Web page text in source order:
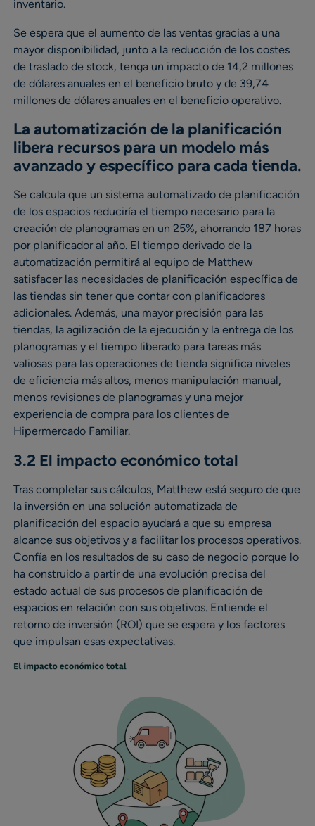
inventario.
Se espera que el aumento de las ventas gracias a una
mayor disponibilidad, junto a la reducción de los costes
de traslado de stock, tenga un impacto de 14,2 millones
de dólares anuales en el beneficio bruto y de 39,74
millones de dólares anuales en el beneficio operativo.
La automatización de la planificación
libera recursos para un modelo más
avanzado y específico para cada tienda.
Se calcula que un sistema automatizado de planificación
de los espacios reduciría el tiempo necesario para la
creación de planogramas en un 25%, ahorrando 187 horas
por planificador al año. El tiempo derivado de la
automatización permitirá al equipo de Matthew
satisfacer las necesidades de planificación específica de
las tiendas sin tener que contar con planificadores
adicionales. Además, una mayor precisión para las
tiendas, la agilización de la ejecución y la entrega de los
planogramas y el tiempo liberado para tareas más
valiosas para las operaciones de tienda significa niveles
de eficiencia más altos, menos manipulación manual,
menos revisiones de planogramas y una mejor
experiencia de compra para los clientes de
Hipermercado Familiar.
3.2 El impacto económico total
Tras completar sus cálculos, Matthew está seguro de que
la inversión en una solución automatizada de
planificación del espacio ayudará a que su empresa
alcance sus objetivos y a facilitar los procesos operativos.
Confía en los resultados de su caso de negocio porque lo
ha construido a partir de una evolución precisa del
estado actual de sus procesos de planificación de
espacios en relación con sus objetivos. Entiende el
retorno de inversión (ROI) que se espera y los factores
que impulsan esas expectativas.